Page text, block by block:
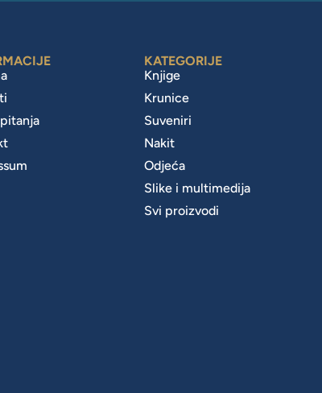
KATEGORIJE
Knjige
Krunice
Suveniri
Nakit
Odjeća
Slike i multimedija
Svi proizvodi